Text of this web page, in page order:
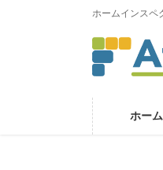
ホームインスペ
ホーム